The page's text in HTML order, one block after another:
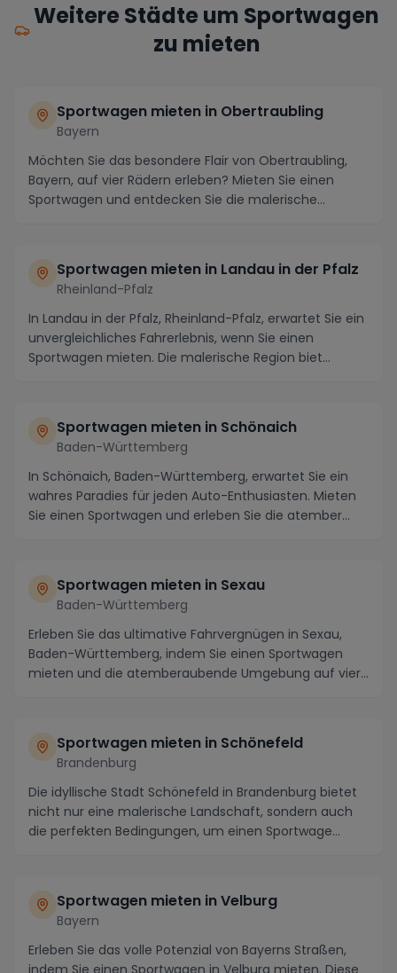
Weitere Städte um Sportwagen
zu mieten
Sportwagen mieten in Obertraubling
Bayern
Möchten Sie das besondere Flair von Obertraubling,
Bayern, auf vier Rädern erleben? Mieten Sie einen
Sportwagen und entdecken Sie die malerische
Sportwagen mieten in Landau in der Pfalz
Rheinland-Pfalz
In Landau in der Pfalz, Rheinland-Pfalz, erwartet Sie ein
unvergleichliches Fahrerlebnis, wenn Sie einen
Sportwagen mieten. Die malerische Region biet...
Sportwagen mieten in Schönaich
Baden-Württemberg
In Schönaich, Baden-Württemberg, erwartet Sie ein
wahres Paradies für jeden Auto-Enthusiasten. Mieten
Sie einen Sportwagen und erleben Sie die atember...
Sportwagen mieten in Sexau
Baden-Württemberg
Erleben Sie das ultimative Fahrvergnügen in Sexau,
Baden-Württemberg, indem Sie einen Sportwagen
mieten und die atemberaubende Umgebung auf vier
Sportwagen mieten in Schönefeld
Brandenburg
Die idyllische Stadt Schönefeld in Brandenburg bietet
nicht nur eine malerische Landschaft, sondern auch
die perfekten Bedingungen, um einen Sportwage...
Sportwagen mieten in Velburg
Bayern
Erleben Sie das volle Potenzial von Bayerns Straßen,
indem Sie einen Sportwagen in Velburg mieten. Diese